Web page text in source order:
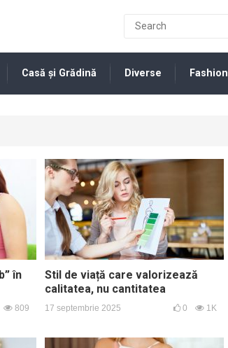
Casă și Grădină Diverse Fashion
în
809
Stil de viață care valorizează
calitatea, nu cantitatea
17 septembrie 2025 0 1K